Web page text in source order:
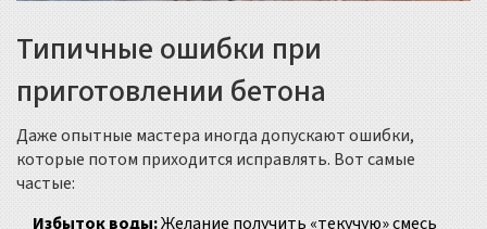
Типичные ошибки при
приготовлении бетона
Даже опытные мастера иногда допускают ошибки,
которые потом приходится исправлять. Вот самые
частые:
Избыток воды:Желание получить «текучую» смесь